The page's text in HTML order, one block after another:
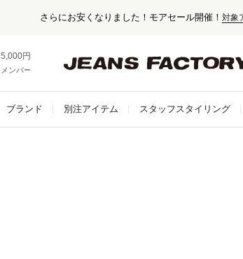
5,000円以上お買い上げで送料無料！
メンバー登録でお得な情報をゲット。さらに詳しく
ブランド 別注アイテム スタッフスタイリング